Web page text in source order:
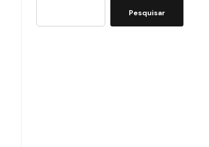
Pesquisar